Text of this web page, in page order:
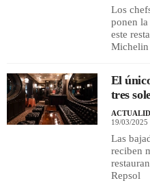
Los
ponen
este
Michelin
El
tres
19/03/2025
Las
reciben
Repsol